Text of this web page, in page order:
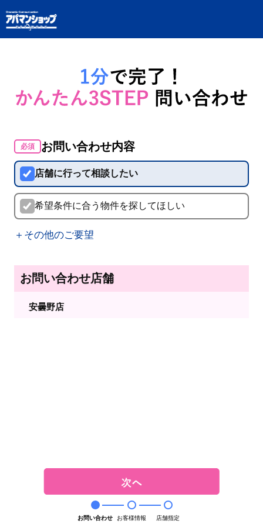
必須 お問い合わせ内容
店舗に行って相談したい
希望条件に合う物件を探してほしい
＋その他のご要望
お問い合わせ店舗
安曇野店
お問い合わせ お客様情報 店舗指定